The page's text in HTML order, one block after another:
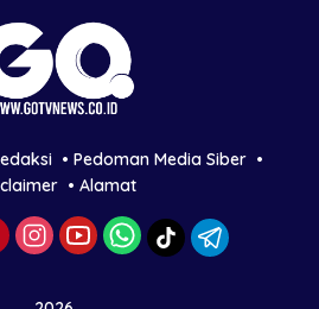
Pedoman Media Siber
Alamat